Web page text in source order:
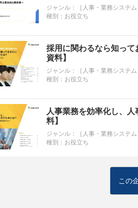
ジャンル：
［人事・業務システ
種別： お役立ち
採用に関わるなら知っ
資料】
ジャンル：
［人事・業務システ
種別： お役立ち
人事業務を効率化し、
料】
ジャンル：
［人事・業務システ
種別： お役立ち
この